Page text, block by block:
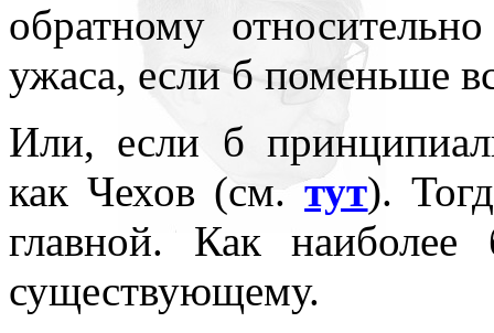
обратному
ужаса, если б поменьше
Или, если б
как Чехов (см.тут).
главной. Как
существующему.